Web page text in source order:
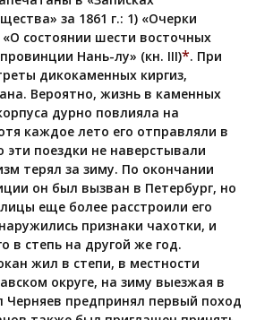
за 1861 г.: 1) «Очерки
состоянии шести восточных
Нань-лу» (кн. III)*. При
дикокаменных киргиз,
Вероятно, жизнь в каменных
дурно повлияла на
каждое лето его отправляли в
эти поездки не наверстывали
терял за зиму. По окончании
он был вызван в Петербург, но
еще более расстроили его
признаки чахотки, и
в степь на другой же год.
жил в степи, в местности
округе, на зиму выезжая в
Черняев предпринял первый поход